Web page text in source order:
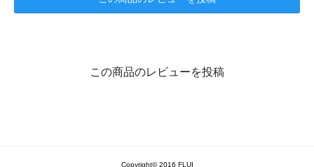
この商品のレビューを投稿
Copyright© 2016 FLUI